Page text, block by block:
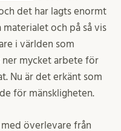
det har lagts enormt
och på så vis
i världen som
ner mycket arbete för
Nu är det erkänt som
för mänskligheten.
överlevare från